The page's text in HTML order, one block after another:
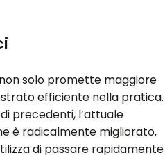
solo promette maggiore
efficiente nella pratica.
precedenti, l’attuale
è radicalmente migliorato,
di passare